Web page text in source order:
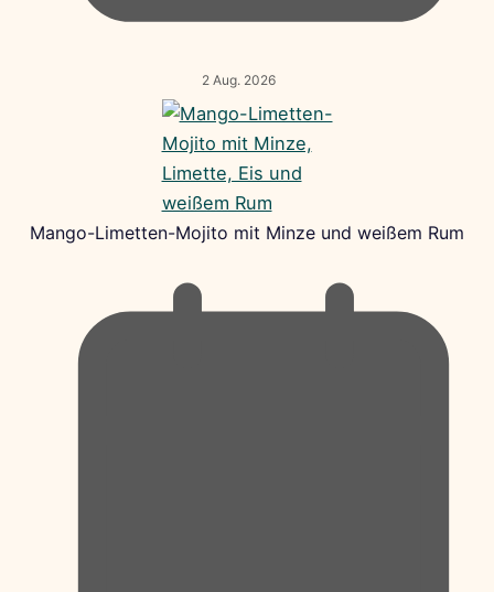
2 Aug. 2026
Mango-Limetten-Mojito mit Minze und weißem Rum